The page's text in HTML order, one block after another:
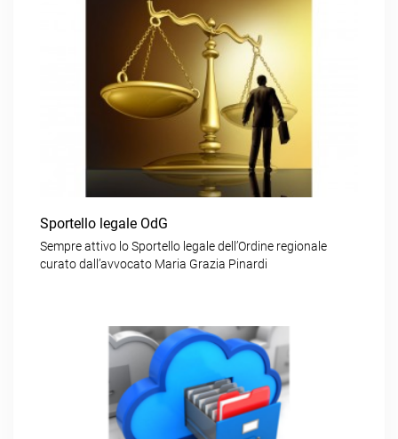
Sportello legale OdG
Sempre attivo lo Sportello legale dell’Ordine regionale
curato dall’avvocato Maria Grazia Pinardi